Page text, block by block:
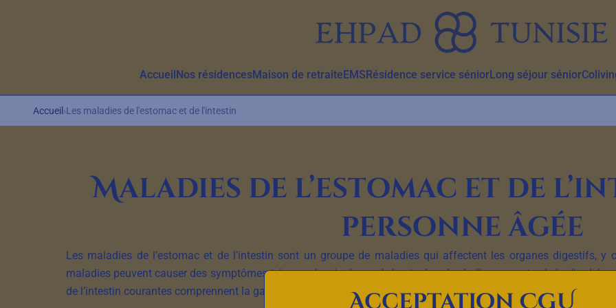
AccueilNos résidencesMaison de retraiteEMSRésidence service séniorLong séjour sénior
Accueil ›Les maladies de l'estomac et de l'intestin
Maladies de l’estomac et de
personne âgée
Les maladies de l’estomac et de l’intestin sont un groupe de maladies qui affectent les organes digestifs, y
maladies peuvent causer des symptômes tels que des douleurs abdominales, des ballonnements, de la diarrhée
de l’intestin courantes comprennent la gastrite, la maladie cœliaque, la maladie de Crohn et la colite ulcéreuse.